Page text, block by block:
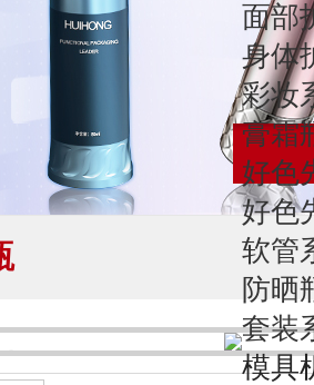
面部
身体
彩妆
膏霜
好色
好色
软管
防晒
套装
模具